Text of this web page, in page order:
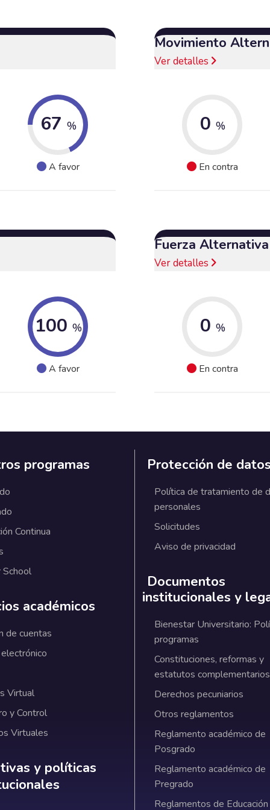
67 %
A favor
Movimiento
Ver detalles
0 %
En contra
100 %
A favor
Fuerza
Ver detalles
0 %
En contra
programas
Continua
académicos
de cuentas
Virtual
y Control
Virtuales
y políticas institucionales
y políticas
Protección de
Política de tratamiento de
personales
Solicitudes
Aviso de privacidad
Documentos
institucionales y
Bienestar Universitario:
programas
Constituciones, reformas y
estatutos complementarios
Derechos pecuniarios
Otros reglamentos
Reglamento académico de
Posgrado
Reglamento académico de
Pregrado
Reglamentos de Educación